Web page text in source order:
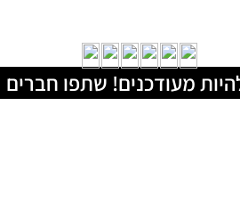
מעודכנים! שתפו חברים